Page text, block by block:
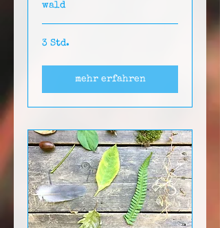
wald
3 Std.
mehr erfahren